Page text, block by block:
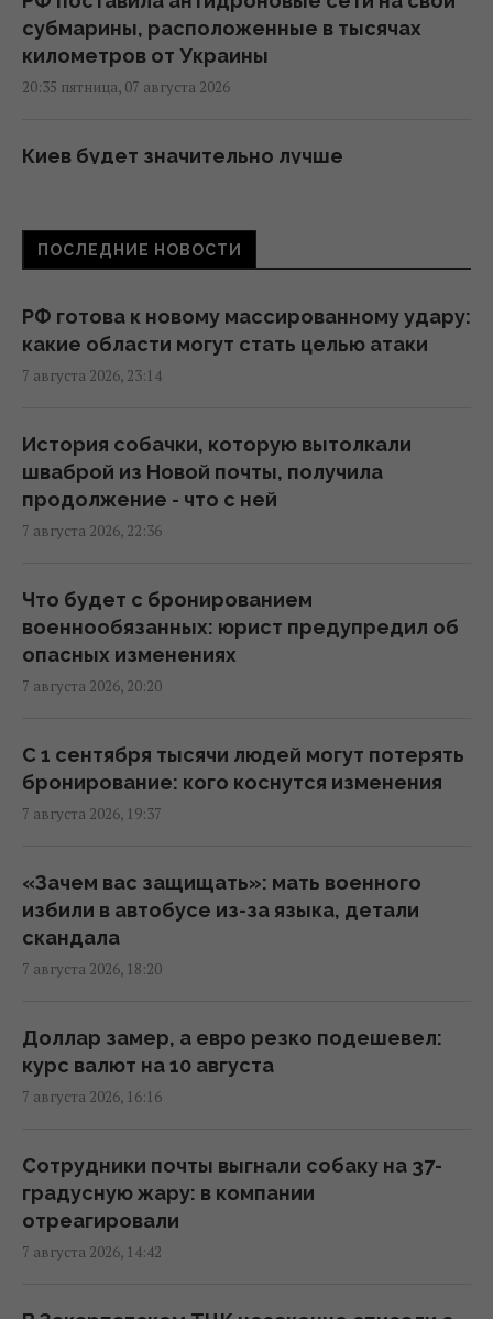
субмарины, расположенные в тысячах
километров от Украины
20:35 пятница, 07 августа 2026
Киев будет значительно лучше
Пантелеев
20:01 пятница, 07 августа 2026
Зеленский прибыл в Сербию: подробности
первого официального визита
Дипломатическое контрнаступление
Украины на Вашингтон захлебнулось, – The
Atlantic
База ФСБ, корабли и ЗРК "Бук": Мадяр
раскрыл результаты ударов по
российским целям (видео)
Зеленский впервые поедет с официальным
визитом в Сербию: названа дата
Россия ударила по футбольному стадиону
"Черноморец" в Одессе, есть раненые
(фото, видео)
Дроны уже полдня атакуют Крым: ГУР
провел "морской парад" в Ялте
"Будет волна банкротства": разгром
складов Wildberries больно бьет по РФ, -
Die Welt
ПОСЛЕДНИЕ НОВОСТИ
РФ готова к новому массированному удару:
какие области могут стать целью атаки
7 августа 2026, 23:14
История собачки, которую вытолкали
шваброй из Новой почты, получила
продолжение - что с ней
7 августа 2026, 22:36
Что будет с бронированием
военнообязанных: юрист предупредил об
опасных изменениях
7 августа 2026, 20:20
С 1 сентября тысячи людей могут потерять
бронирование: кого коснутся изменения
7 августа 2026, 19:37
«Зачем вас защищать»: мать военного
избили в автобусе из-за языка, детали
скандала
7 августа 2026, 18:20
Доллар замер, а евро резко подешевел:
курс валют на 10 августа
7 августа 2026, 16:16
Сотрудники почты выгнали собаку на 37-
градусную жару: в компании
отреагировали
7 августа 2026, 14:42